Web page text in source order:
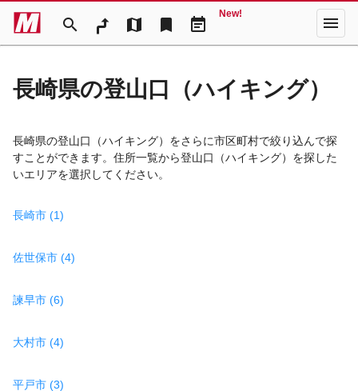
search map bookmark event_note
New! menu
長崎県の登山口（ハイキング）
長崎県の登山口（ハイキング）をさらに市区町村で絞り込んで探
すことができます。住所一覧から登山口（ハイキング）を探した
いエリアを選択してください。
長崎市 (1)
佐世保市 (4)
諫早市 (6)
大村市 (4)
平戸市 (3)